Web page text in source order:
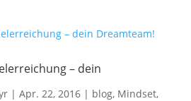
– dein
| Apr. 22, 2016| blog, Mindset,